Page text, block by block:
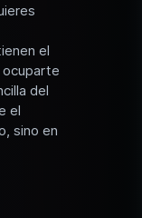
el
ocuparte
del
el
sino en